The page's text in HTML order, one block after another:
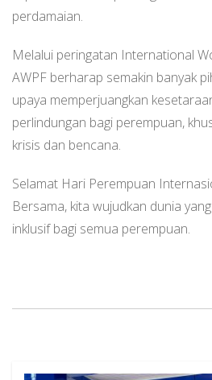
perdamaian.
Melalui peringatan International
AWPF berharap semakin banyak
upaya memperjuangkan
perlindungan bagi perempuan,
krisis dan bencana.
Selamat Hari Perempuan
Bersama, kita wujudkan dunia
inklusif bagi semua perempuan.